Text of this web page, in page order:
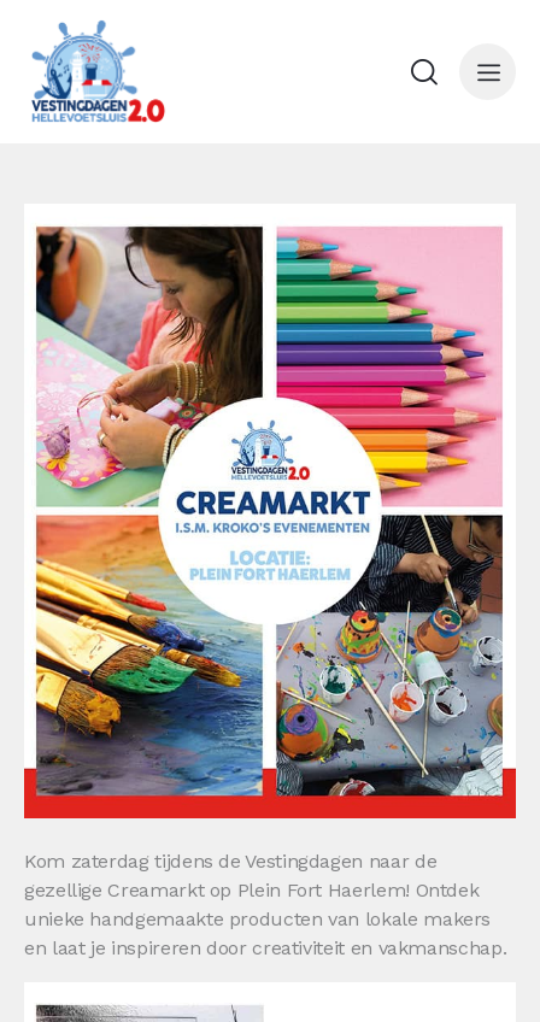
Kom zaterdag tijdens de Vestingdagen naar de
gezellige Creamarkt op Plein Fort Haerlem! Ontdek
unieke handgemaakte producten van lokale makers
en laat je inspireren door creativiteit en vakmanschap.